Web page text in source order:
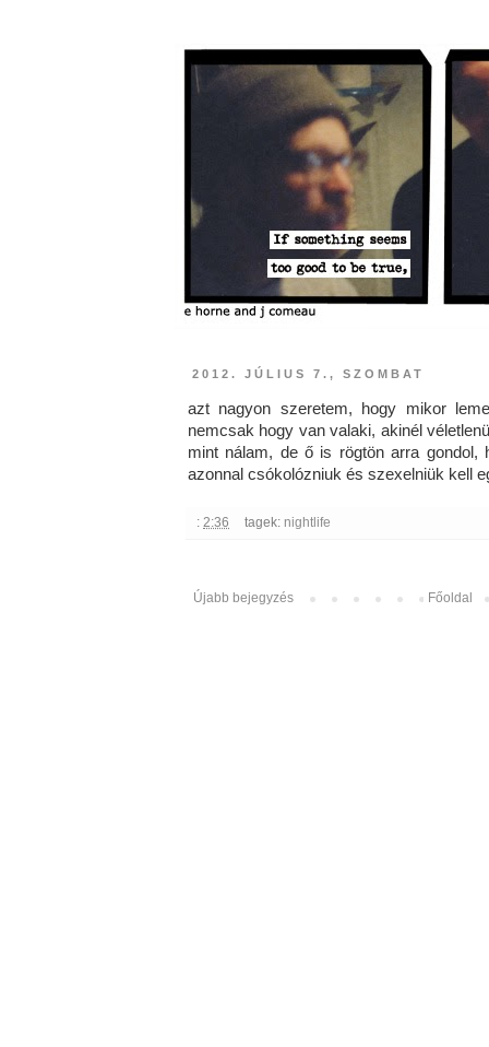
2012. JÚLIUS 7., SZOMBAT
azt nagyon szeretem, hogy mikor
nemcsak hogy van valaki, akinél
mint nálam, de ő is rögtön arra gondol,
azonnal csókolózniuk és szexelniük kell
: 2:36 tagek: nightlife
Újabb bejegyzés Főoldal